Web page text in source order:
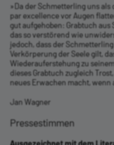
»Da der Schmetterling uns
par excellence vor Augen
gut aufgehoben: Grabtuch aus
das so verstörend wie
jedoch, dass der
Verkörperung der Seele gilt,
Wiederauferstehung zu
dieses Grabtuch zugleich
neues Erwachen macht, wenn
Jan Wagner
Pressestimmen
Ausgezeichnet mit dem